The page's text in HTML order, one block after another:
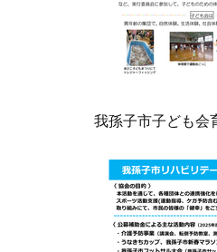
我孫子市子ども会